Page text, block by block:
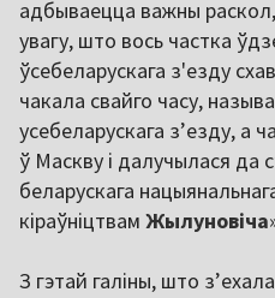
адбываецца важны
увагу, што вось частка
ўсебеларускага з'езду
чакала свайго часу,
усебеларускага зʼезду, а
ў Маскву і далучылася да
беларускага
кіраўніцтвам Жылуновіча
З гэтай галіны, што